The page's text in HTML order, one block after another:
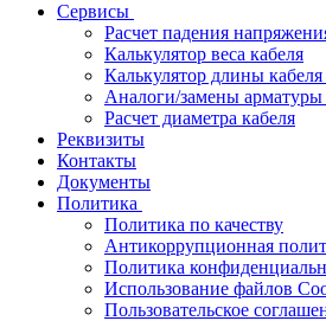
Сервисы
Расчет падения
Калькулятор веса кабеля
Калькулятор длины кабеля
Аналоги/замены
Расчет диаметра кабеля
Реквизиты
Контакты
Документы
Политика
Политика по качеству
Антикоррупционная
Политика
Использование файлов
Пользовательское